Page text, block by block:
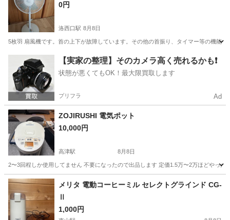
0円
洛西口駅 8月8日
5枚羽 扇風機です。首の上下が故障しています。その他の首振り、タイマー等の機能
洛西口駅 季節、空調家電
【実家の整理】そのカメラ高く売れるかも❗️
状態が悪くてもOK！最大限買取します
プリフラ Ad
ZOJIRUSHI 電気ポット
10,000円
高津駅 8月8日
2〜3回程しか使用してません 不要になったので出品します 定価1.5万〜2万ほどやった
京都 綾部市 高津駅 家電
メリタ 電動コーヒーミル セレクトグラインド CG-
Ⅱ
1,000円